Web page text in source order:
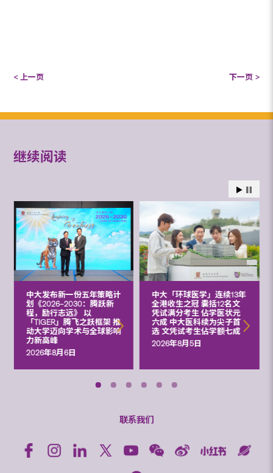
< 上一页 下一页 >
继续阅读
中大发布新一份五年策略计
划《2026‒2030：腾跃新
程，励行志远》 以
「TIGER」腾飞之跃框架 推
动大学迈向学术与全球影响
力新高峰
2026年8月6日
中大「环球医学」连续13年
全港收生之冠 囊括12名文
凭试满分考生 佔学医状元
六成 中大医科续为尖子首
选 文凭试考生佔学额七成
2026年8月5日
联系我们